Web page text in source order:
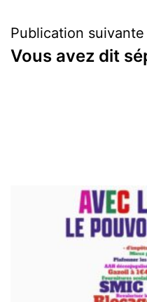
Publication suivante
Vous avez dit